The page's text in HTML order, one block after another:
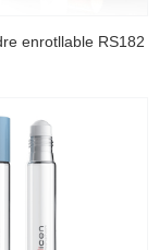
enrotllable RS182